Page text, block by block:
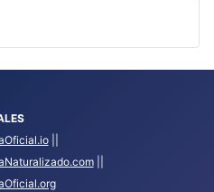
||
||